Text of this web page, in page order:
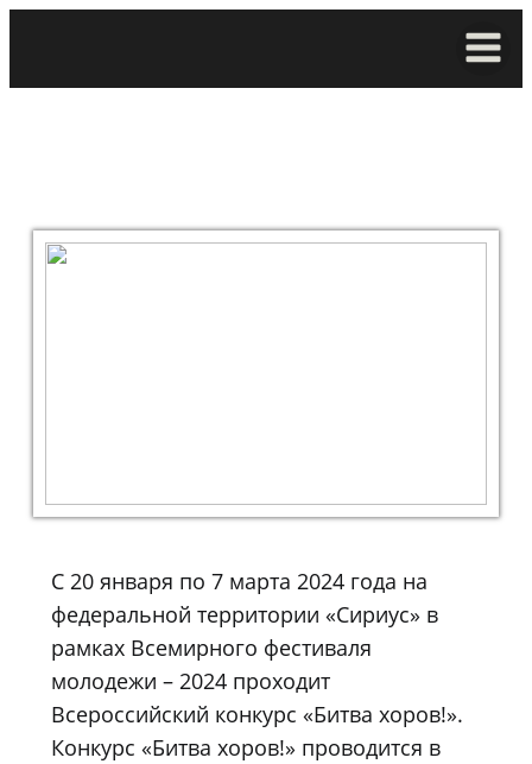
С 20 января по 7 марта 2024 года на
федеральной территории «Сириус» в
рамках Всемирного фестиваля
молодежи – 2024 проходит
Всероссийский конкурс «Битва хоров!».
Конкурс «Битва хоров!» проводится в